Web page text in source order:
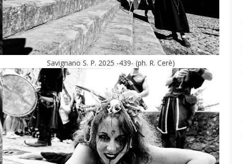
Savignano S. P. 2025 -439- (ph. R. Cerè)